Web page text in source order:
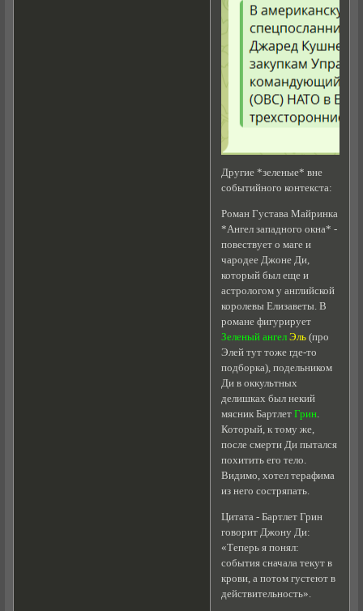
Другие *зеленые* вне
событийного контекста:
Роман Густава Майринка
*Ангел западного окна* -
повествует о маге и
чародее Джоне Ди,
который был еще и
астрологом у английской
королевы Елизаветы. В
романе фигурирует
Зеленый ангел Эль(про
Элей тут тоже где-то
подборка), подельником
Ди в оккультных
делишках был некий
мясник Бартлет Грин.
Который, к тому же,
после смерти Ди пытался
похитить его тело.
Видимо, хотел терафима
из него состряпать.
Цитата - Бартлет Грин
говорит Джону Ди:
«Теперь я понял:
события сначала текут в
крови, а потом густеют в
действительность».